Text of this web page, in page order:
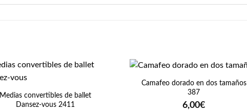
Medias convertibles de ballet
Dansez-vous 2411
+
Camafeo dorado en dos tamaños
387
6,00€